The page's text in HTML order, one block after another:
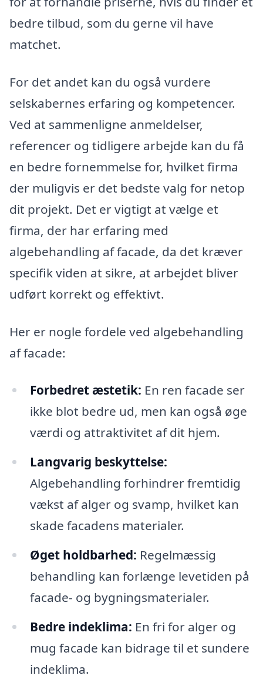
bedre tilbud, som du gerne vil have
matchet.
For det andet kan du også vurdere
selskabernes erfaring og kompetencer.
Ved at sammenligne anmeldelser,
referencer og tidligere arbejde kan du få
en bedre fornemmelse for, hvilket firma
der muligvis er det bedste valg for netop
dit projekt. Det er vigtigt at vælge et
firma, der har erfaring med
algebehandling af facade, da det kræver
specifik viden at sikre, at arbejdet bliver
udført korrekt og effektivt.
Her er nogle fordele ved algebehandling
af facade:
Forbedret æstetik: En ren facade ser
ikke blot bedre ud, men kan også øge
værdi og attraktivitet af dit hjem.
Langvarig beskyttelse:
Algebehandling forhindrer fremtidig
vækst af alger og svamp, hvilket kan
skade facadens materialer.
Øget holdbarhed: Regelmæssig
behandling kan forlænge levetiden på
facade- og bygningsmaterialer.
Bedre indeklima: En fri for alger og
mug facade kan bidrage til et sundere
indeklima.